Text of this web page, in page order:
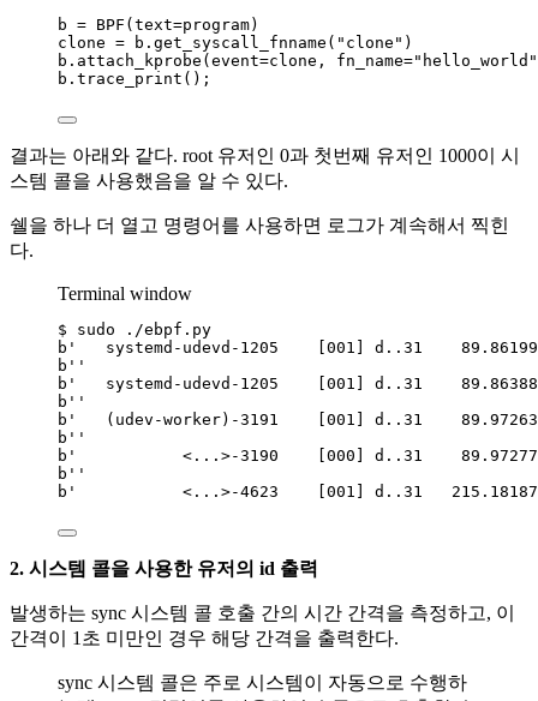
b = BPF ( text=program)
clone = b. get_syscall_fnname ( " clone " )
b. attach_kprobe ( event=clone , fn_name=" hello_world "
b. trace_print () ;
결과는 아래와 같다. root 유저인 0과 첫번째 유저인 1000이 시
스템 콜을 사용했음을 알 수 있다.
쉘을 하나 더 열고 명령어를 사용하면 로그가 계속해서 찍힌
다.
Terminal window
$ sudo
./ebpf.py
b '   systemd-udevd-1205    [001] d..31
b ''
b '   systemd-udevd-1205    [001] d..31
b ''
b '   (udev-worker)-3191    [001] d..31
b ''
b '           <...>-3190    [000] d..31
b ''
b '           <...>-4623    [001] d..31
2. 시스템 콜을 사용한 유저의 id 출력
발생하는 sync 시스템 콜 호출 간의 시간 간격을 측정하고, 이
간격이 1초 미만인 경우 해당 간격을 출력한다.
sync 시스템 콜은 주로 시스템이 자동으로 수행하